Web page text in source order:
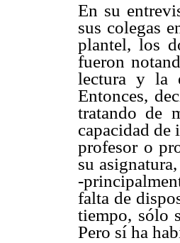
En su
sus colegas
plantel, los
fueron
lectura y la
Entonces,
tratando de
capacidad de
profesor o
su
-
falta de
tiempo, sólo
Pero sí ha